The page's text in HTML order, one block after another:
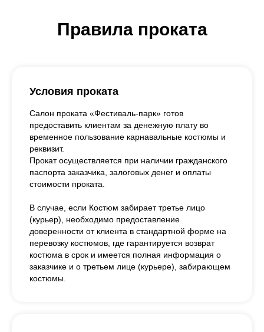
Правила проката
Условия проката
Салон проката «Фестиваль-парк» готов
предоставить клиентам за денежную плату во
временное пользование карнавальные костюмы и
реквизит.
Прокат осуществляется при наличии гражданского
паспорта заказчика, залоговых денег и оплаты
стоимости проката.
В случае, если Костюм забирает третье лицо
(курьер), необходимо предоставление
доверенности от клиента в стандартной форме на
перевозку костюмов, где гарантируется возврат
костюма в срок и имеется полная информация о
заказчике и о третьем лице (курьере), забирающем
костюмы.